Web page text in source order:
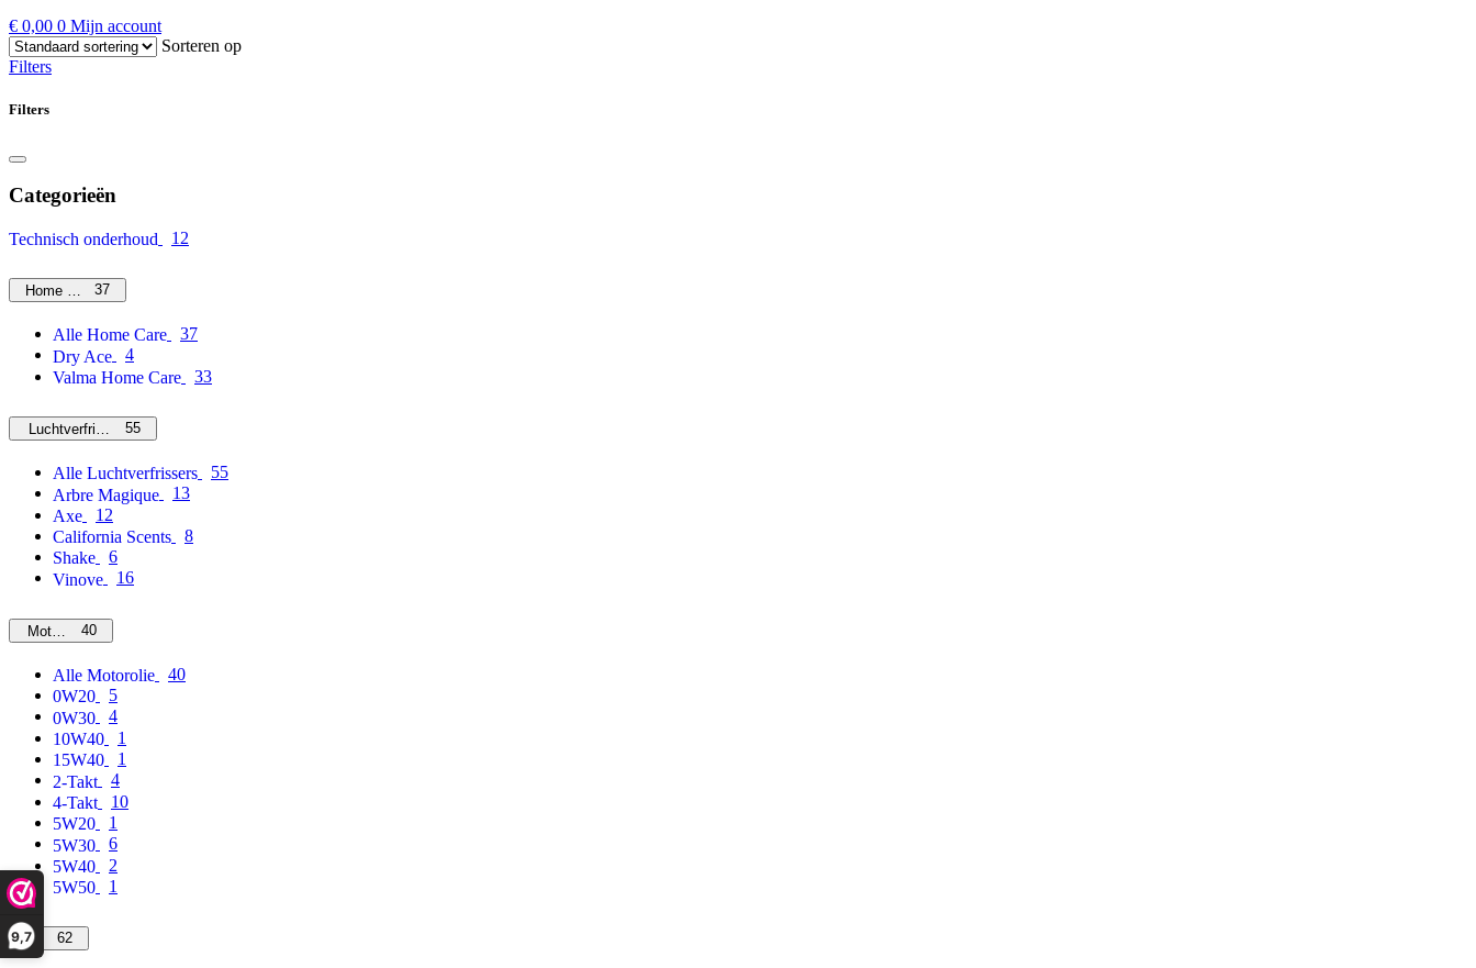
9,7
€ 0,00 0 Mijn account
Sorteren op
Filters
Filters
Categorieën
Technisch onderhoud 12
Home Care37
Alle Home Care
37
Dry Ace
4
Valma Home Care
33
Luchtverfrissers55
Alle Luchtverfrissers
55
Arbre Magique
13
Axe
12
California Scents
8
Shake
6
Vinove
16
Motorolie40
Alle Motorolie
40
0W20
5
0W30
4
10W40
1
15W40
1
2-Takt
4
4-Takt
10
5W20
1
5W30
6
5W40
2
5W50
1
MPM62